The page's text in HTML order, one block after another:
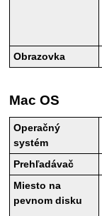
Obrazovka
Mac OS
Operačný
systém
Prehľadávač
Miesto na
pevnom disku